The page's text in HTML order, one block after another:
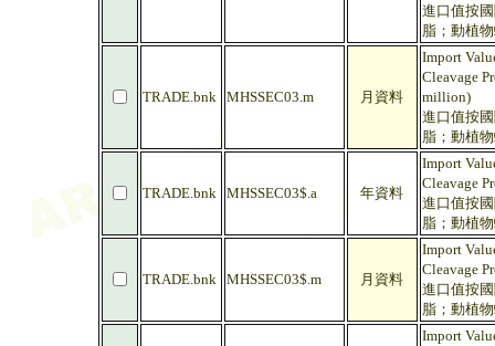
進口值按
脂；動植
TRADE.bnk MHSSEC03.m 月資料
Import
Cleavage
million)
進口值按
脂；動植
TRADE.bnk MHSSEC03$.a 年資料
Import
Cleavage
進口值按
脂；動植
TRADE.bnk MHSSEC03$.m 月資料
Import
Cleavage
進口值按
脂；動植
Import